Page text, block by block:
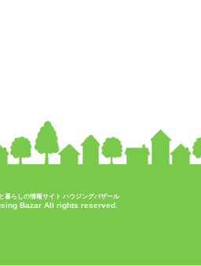
暮らしの情報サイト ハウジングバザール
Bazar All rights reserved.